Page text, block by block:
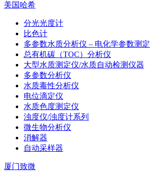
美国哈希
分光光度计
比色计
多参数水质分析仪 – 电化学参数测定
总有机碳（TOC）分析仪
大型水质测定仪/水质自动检测仪器
多参数分析仪
水质毒性分析仪
电位滴定仪
水质色度测定仪
浊度仪/浊度计系列
微生物分析仪
消解器
自动采样器
厦门致微